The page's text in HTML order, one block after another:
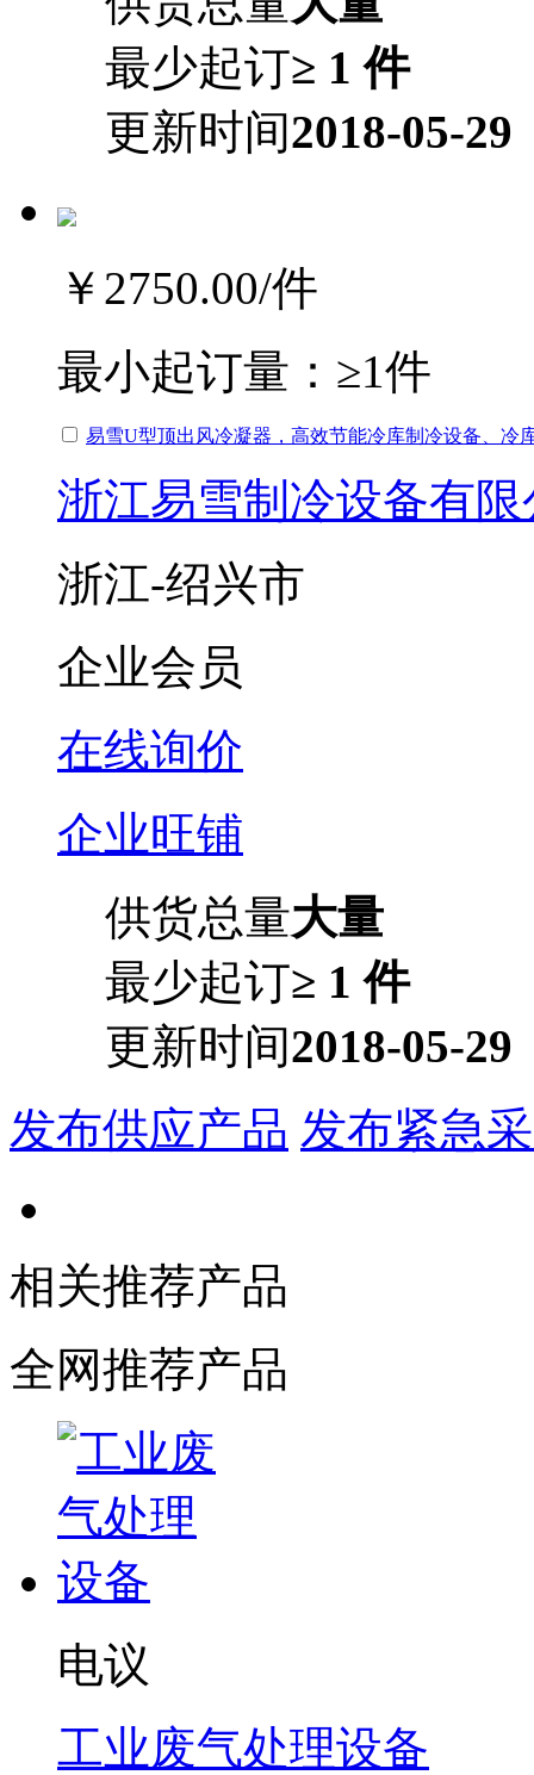
最少起订≥ 1 件
更新时间2018-05-29
￥2750.00/件
最小起订量： ≥1件
易雪U型顶出风冷凝器，高效节能冷库制冷设备、冷
浙江易雪制冷设备有限
浙江-绍兴市
企业会员
在线询价
企业旺铺
供货总量大量
最少起订≥ 1 件
更新时间2018-05-29
发布供应产品 发布紧急
相关推荐产品
全网推荐产品
电议
工业废气处理设备